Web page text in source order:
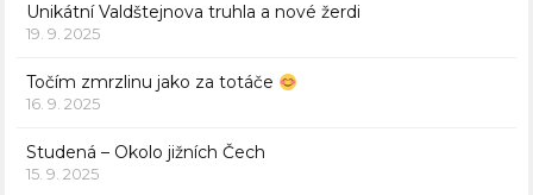
Unikátní Valdštejnova truhla a nové žerdi
19. 9. 2025
Točím zmrzlinu jako za totáče
16. 9. 2025
Studená – Okolo jižních Čech
15. 9. 2025